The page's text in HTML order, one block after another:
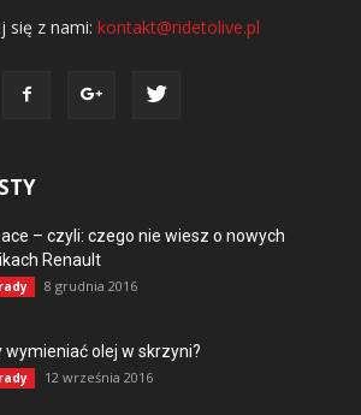
się z nami: kontakt@ridetolive.pl
– czyli: czego nie wiesz o nowych
Renault
8 grudnia 2016
wymieniać olej w skrzyni?
12 września 2016